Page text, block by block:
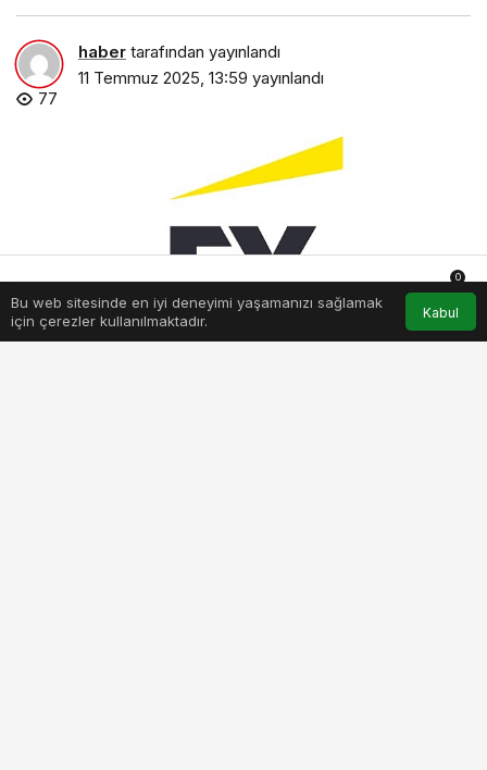
haber tarafından yayınlandı
11 Temmuz 2025, 13:59 yayınlandı
77
Bu web sitesinde en iyi deneyimi yaşamanızı sağlamak
için çerezler kullanılmaktadır.
Kabul
Anasayfa Akış Hesabım Bildirimler
0